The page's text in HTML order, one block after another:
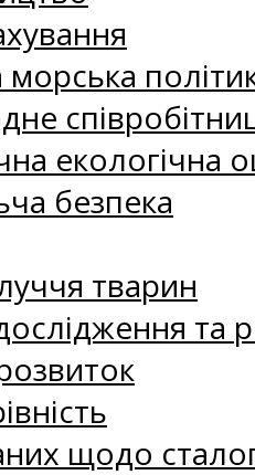
екологічна
безпека
тварин
та
щодо